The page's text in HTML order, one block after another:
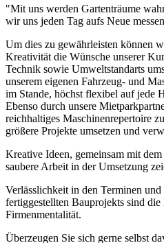
"Mit uns werden Gartenträume
wir uns jeden Tag aufs Neue
Um dies zu gewährleisten können
Kreativität die Wünsche unserer
Technik sowie Umweltstandarts
unserem eigenen Fahrzeug- und
im Stande, höchst flexibel auf jede
Ebenso durch unsere
reichhaltiges Maschinenrepertoire
größere Projekte umsetzen und
Kreative Ideen, gemeinsam mit
saubere Arbeit in der Umsetzung
Verlässlichkeit in den Terminen
fertiggestellten Bauprojekts sind die
Firmenmentalität.
Überzeugen Sie sich gerne selbst